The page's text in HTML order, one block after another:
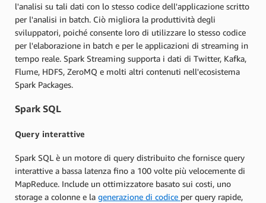
l'analisi su tali dati con lo stesso codice dell'applicazione scritto
per l'analisi in batch. Ciò migliora la produttività degli
sviluppatori, poiché consente loro di utilizzare lo stesso codice
per l'elaborazione in batch e per le applicazioni di streaming in
tempo reale. Spark Streaming supporta i dati di Twitter, Kafka,
Flume, HDFS, ZeroMQ e molti altri contenuti nell'ecosistema
Spark Packages.
Spark SQL
Query interattive
Spark SQL è un motore di query distribuito che fornisce query
interattive a bassa latenza fino a 100 volte più velocemente di
MapReduce. Include un ottimizzatore basato sui costi, uno
storage a colonne e la generazione di codice per query rapide,